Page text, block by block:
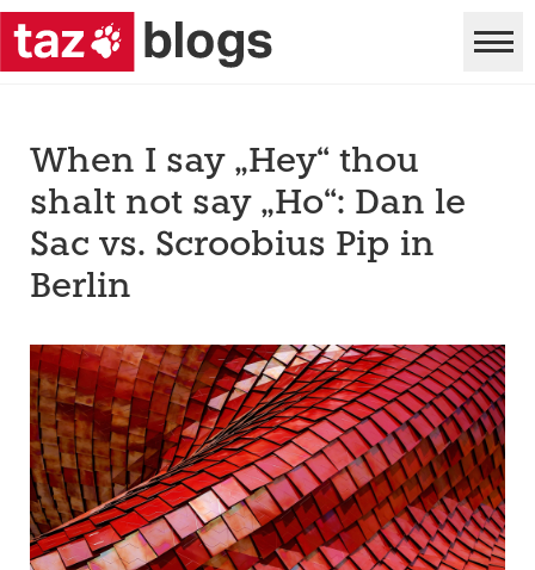
When I say „Hey“ thou
shalt not say „Ho“: Dan le
Sac vs. Scroobius Pip in
Berlin